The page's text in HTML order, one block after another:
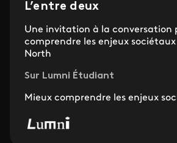
L’entre deux
Une invitation à la conversation
comprendre les enjeux sociétaux
North
Sur Lumni Étudiant
Mieux comprendre les enjeux